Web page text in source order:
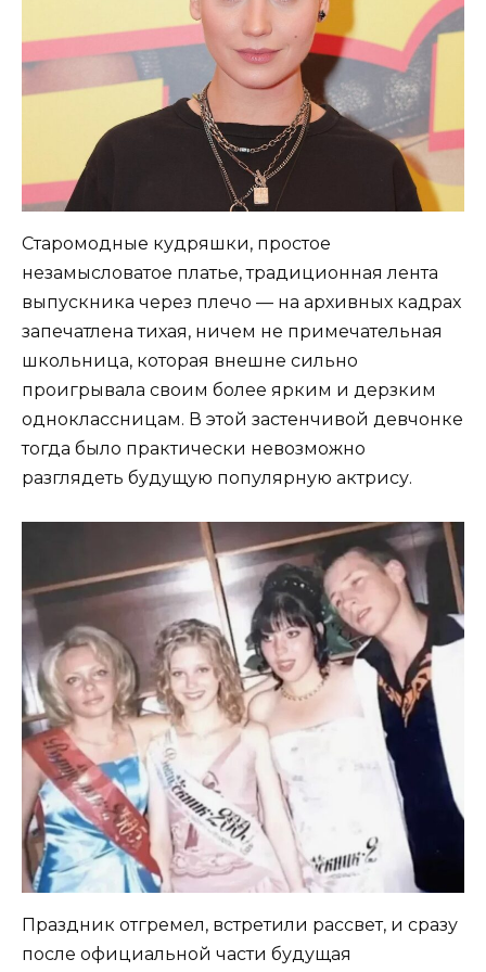
Старомодные кудряшки, простое
незамысловатое платье, традиционная лента
выпускника через плечо — на архивных кадрах
запечатлена тихая, ничем не примечательная
школьница, которая внешне сильно
проигрывала своим более ярким и дерзким
одноклассницам. В этой застенчивой девчонке
тогда было практически невозможно
разглядеть будущую популярную актрису.
Праздник отгремел, встретили рассвет, и сразу
после официальной части будущая